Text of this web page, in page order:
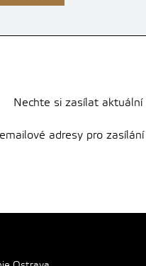
Nechte si zasílat
adresy pro